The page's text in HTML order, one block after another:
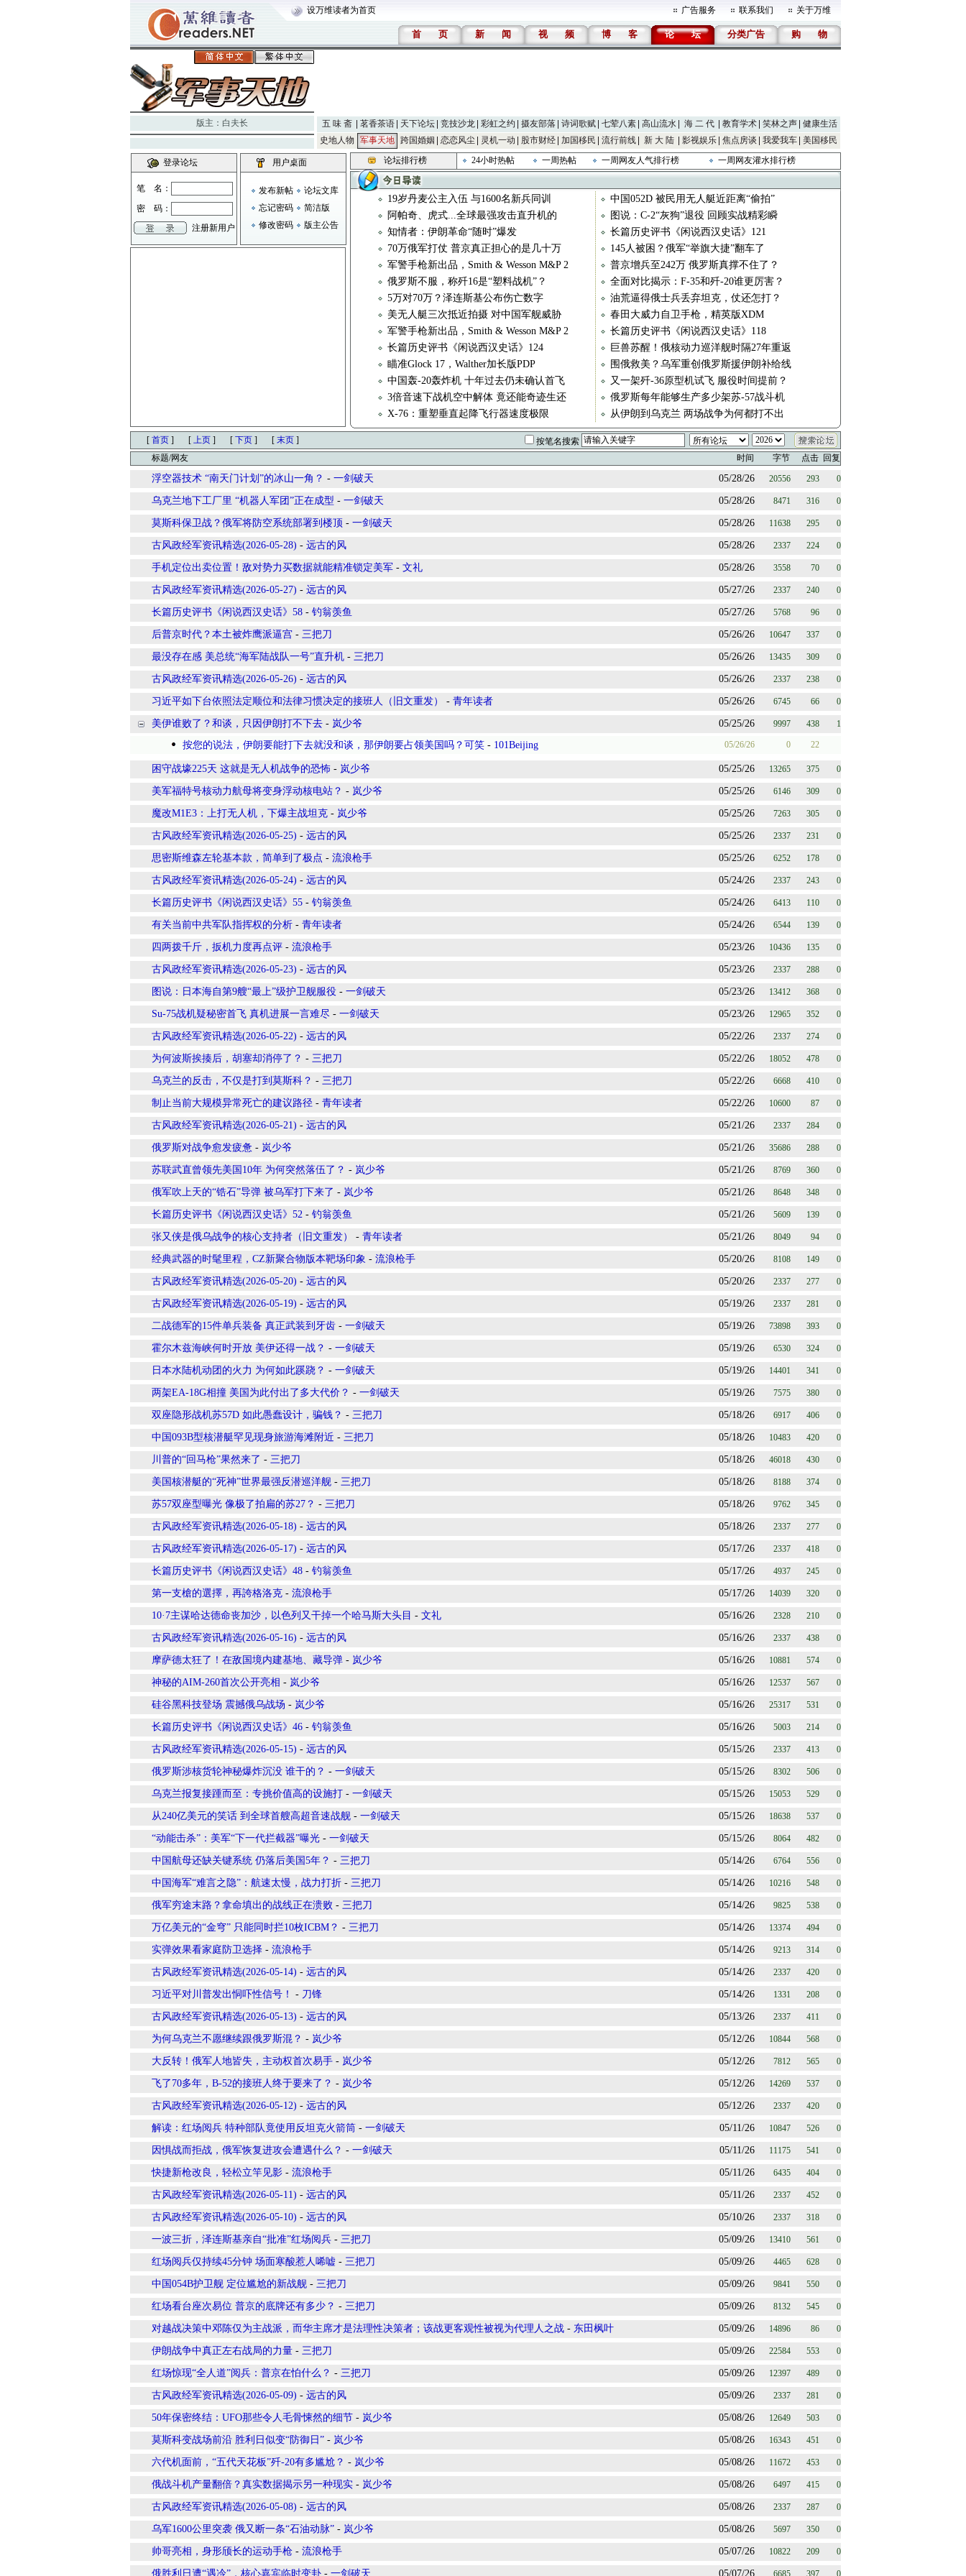
设万维读者为首页 广告服务 联系我们 关于万维
首 页 新 闻 视 频 博 客 论 坛 分类广告 购 物
版主： 白夫长 五 味 斋 茗香茶语 天下论坛 竞技沙龙 彩虹之约 摄友部落 诗词歌赋 七荤八素 高山流水 海 二 代 教育学术 笑林之声 健康生活
史地人物
军事天地 跨国婚姻 恋恋风尘 灵机一动 股市财经 加国移民 流行前线 新 大 陆 影视娱乐 焦点房谈 我爱我车 美国移民
登录论坛
笔 名：
密 码：
注册新用户
用户桌面
发布新帖
论坛文库
忘记密码
简洁版
修改密码
版主公告
论坛排行榜 24小时热帖 一周热帖 一周网友人气排行榜 一周网友灌水排行榜
19岁丹麦公主入伍 与1600名新兵同训
中国052D 被民用无人艇近距离“偷拍”
阿帕奇、虎式...全球最强攻击直升机的
图说：C-2“灰狗”退役 回顾实战精彩瞬
知情者：伊朗革命“随时”爆发
长篇历史评书《闲说西汉史话》121
70万俄军打仗 普京真正担心的是几十万
145人被困？俄军“举旗大捷”翻车了
军警手枪新出品，Smith & Wesson M&P 2
普京增兵至242万 俄罗斯真撑不住了？
俄罗斯不服，称歼16是“塑料战机”？
全面对比揭示：F-35和歼-20谁更厉害？
5万对70万？泽连斯基公布伤亡数字
油荒逼得俄士兵丢弃坦克，仗还怎打？
美无人艇三次抵近拍摄 对中国军舰威胁
春田大威力自卫手枪，精英版XDM
军警手枪新出品，Smith & Wesson M&P 2
长篇历史评书《闲说西汉史话》118
长篇历史评书《闲说西汉史话》124
巨兽苏醒！俄核动力巡洋舰时隔27年重返
瞄准Glock 17，Walther加长版PDP
围俄救美？乌军重创俄罗斯援伊朗补给线
中国轰-20轰炸机 十年过去仍未确认首飞
又一架歼-36原型机试飞 服役时间提前？
3倍音速下战机空中解体 竟还能奇迹生还
俄罗斯每年能够生产多少架苏-57战斗机
X-76：重塑垂直起降飞行器速度极限
从伊朗到乌克兰 两场战争为何都打不出
[ 首页 ] [ 上页 ] [ 下页 ] [ 末页 ]
按笔名搜索
标题/网友
时间 字节 点击 回复
浮空器技术 “南天门计划”的冰山一角？ - 一剑破天 05/28/26 20556 293 0
乌克兰地下工厂里 “机器人军团”正在成型 - 一剑破天 05/28/26 8471 316 0
莫斯科保卫战？俄军将防空系统部署到楼顶 - 一剑破天 05/28/26 11638 295 0
古风政经军资讯精选(2026-05-28) - 远古的风 05/28/26 2337 224 0
手机定位出卖位置！敌对势力买数据就能精准锁定美军 - 文礼 05/28/26 3558 70 0
古风政经军资讯精选(2026-05-27) - 远古的风 05/27/26 2337 240 0
长篇历史评书《闲说西汉史话》58 - 钓翁羡鱼 05/27/26 5768 96 0
后普京时代？本土被炸鹰派逼宫 - 三把刀 05/26/26 10647 337 0
最没存在感 美总统“海军陆战队一号”直升机 - 三把刀 05/26/26 13435 309 0
古风政经军资讯精选(2026-05-26) - 远古的风 05/26/26 2337 238 0
习近平如下台依照法定顺位和法律习惯决定的接班人（旧文重发） - 青年读者 05/26/26 6745 66 0
美伊谁败了？和谈，只因伊朗打不下去 - 岚少爷 05/25/26 9997 438 1
按您的说法，伊朗要能打下去就没和谈，那伊朗要占领美国吗？可笑 - 101Beijing 05/26/26 0 22
困守战壕225天 这就是无人机战争的恐怖 - 岚少爷 05/25/26 13265 375 0
美军福特号核动力航母将变身浮动核电站？ - 岚少爷 05/25/26 6146 309 0
魔改M1E3：上打无人机，下爆主战坦克 - 岚少爷 05/25/26 7263 305 0
古风政经军资讯精选(2026-05-25) - 远古的风 05/25/26 2337 231 0
思密斯维森左轮基本款，简单到了极点 - 流浪枪手 05/25/26 6252 178 0
古风政经军资讯精选(2026-05-24) - 远古的风 05/24/26 2337 243 0
长篇历史评书《闲说西汉史话》55 - 钓翁羡鱼 05/24/26 6413 110 0
有关当前中共军队指挥权的分析 - 青年读者 05/24/26 6544 139 0
四两拨千斤，扳机力度再点评 - 流浪枪手 05/23/26 10436 135 0
古风政经军资讯精选(2026-05-23) - 远古的风 05/23/26 2337 288 0
图说：日本海自第9艘“最上”级护卫舰服役 - 一剑破天 05/23/26 13412 368 0
Su-75战机疑秘密首飞 真机进展一言难尽 - 一剑破天 05/23/26 12965 352 0
古风政经军资讯精选(2026-05-22) - 远古的风 05/22/26 2337 274 0
为何波斯挨揍后，胡塞却消停了？ - 三把刀 05/22/26 18052 478 0
乌克兰的反击，不仅是打到莫斯科？ - 三把刀 05/22/26 6668 410 0
制止当前大规模异常死亡的建议路径 - 青年读者 05/22/26 10600 87 0
古风政经军资讯精选(2026-05-21) - 远古的风 05/21/26 2337 284 0
俄罗斯对战争愈发疲惫 - 岚少爷 05/21/26 35686 288 0
苏联武直曾领先美国10年 为何突然落伍了？ - 岚少爷 05/21/26 8769 360 0
俄军吹上天的“锆石”导弹 被乌军打下来了 - 岚少爷 05/21/26 8648 348 0
长篇历史评书《闲说西汉史话》52 - 钓翁羡鱼 05/21/26 5609 139 0
张又侠是俄乌战争的核心支持者（旧文重发） - 青年读者 05/21/26 8049 94 0
经典武器的时髦里程，CZ新聚合物版本靶场印象 - 流浪枪手 05/20/26 8108 149 0
古风政经军资讯精选(2026-05-20) - 远古的风 05/20/26 2337 277 0
古风政经军资讯精选(2026-05-19) - 远古的风 05/19/26 2337 281 0
二战德军的15件单兵装备 真正武装到牙齿 - 一剑破天 05/19/26 73898 393 0
霍尔木兹海峡何时开放 美伊还得一战？ - 一剑破天 05/19/26 6530 324 0
日本水陆机动团的火力 为何如此蹊跷？ - 一剑破天 05/19/26 14401 341 0
两架EA-18G相撞 美国为此付出了多大代价？ - 一剑破天 05/19/26 7575 380 0
双座隐形战机苏57D 如此愚蠢设计，骗钱？ - 三把刀 05/18/26 6917 406 0
中国093B型核潜艇罕见现身旅游海滩附近 - 三把刀 05/18/26 10483 420 0
川普的“回马枪”果然来了 - 三把刀 05/18/26 46018 430 0
美国核潜艇的“死神”世界最强反潜巡洋舰 - 三把刀 05/18/26 8188 374 0
苏57双座型曝光 像极了拍扁的苏27？ - 三把刀 05/18/26 9762 345 0
古风政经军资讯精选(2026-05-18) - 远古的风 05/18/26 2337 277 0
古风政经军资讯精选(2026-05-17) - 远古的风 05/17/26 2337 418 0
长篇历史评书《闲说西汉史话》48 - 钓翁羡鱼 05/17/26 4937 245 0
第一支槍的選擇，再誇格洛克 - 流浪枪手 05/17/26 14039 320 0
10·7主谋哈达德命丧加沙，以色列又干掉一个哈马斯大头目 - 文礼 05/16/26 2328 210 0
古风政经军资讯精选(2026-05-16) - 远古的风 05/16/26 2337 438 0
摩萨德太狂了！在敌国境内建基地、藏导弹 - 岚少爷 05/16/26 10881 574 0
神秘的AIM-260首次公开亮相 - 岚少爷 05/16/26 12537 567 0
硅谷黑科技登场 震撼俄乌战场 - 岚少爷 05/16/26 25317 531 0
长篇历史评书《闲说西汉史话》46 - 钓翁羡鱼 05/16/26 5003 214 0
古风政经军资讯精选(2026-05-15) - 远古的风 05/15/26 2337 413 0
俄罗斯涉核货轮神秘爆炸沉没 谁干的？ - 一剑破天 05/15/26 8302 506 0
乌克兰报复接踵而至：专挑价值高的设施打 - 一剑破天 05/15/26 15053 529 0
从240亿美元的笑话 到全球首艘高超音速战舰 - 一剑破天 05/15/26 18638 537 0
“动能击杀”：美军“下一代拦截器”曝光 - 一剑破天 05/15/26 8064 482 0
中国航母还缺关键系统 仍落后美国5年？ - 三把刀 05/14/26 6764 556 0
中国海军“难言之隐”：航速太慢，战力打折 - 三把刀 05/14/26 10216 548 0
俄军穷途末路？拿命填出的战线正在溃败 - 三把刀 05/14/26 9825 538 0
万亿美元的“金穹” 只能同时拦10枚ICBM？ - 三把刀 05/14/26 13374 494 0
实弹效果看家庭防卫选择 - 流浪枪手 05/14/26 9213 314 0
古风政经军资讯精选(2026-05-14) - 远古的风 05/14/26 2337 420 0
习近平对川普发出恫吓性信号！ - 刀锋 05/14/26 1331 208 0
古风政经军资讯精选(2026-05-13) - 远古的风 05/13/26 2337 411 0
为何乌克兰不愿继续跟俄罗斯混？ - 岚少爷 05/12/26 10844 568 0
大反转！俄军人地皆失，主动权首次易手 - 岚少爷 05/12/26 7812 565 0
飞了70多年，B-52的接班人终于要来了？ - 岚少爷 05/12/26 14269 537 0
古风政经军资讯精选(2026-05-12) - 远古的风 05/12/26 2337 420 0
解读：红场阅兵 特种部队竟使用反坦克火箭筒 - 一剑破天 05/11/26 10847 526 0
因惧战而拒战，俄军恢复进攻会遭遇什么？ - 一剑破天 05/11/26 11175 541 0
快捷新枪改良，轻松立竿见影 - 流浪枪手 05/11/26 6435 404 0
古风政经军资讯精选(2026-05-11) - 远古的风 05/11/26 2337 452 0
古风政经军资讯精选(2026-05-10) - 远古的风 05/10/26 2337 318 0
一波三折，泽连斯基亲自“批准”红场阅兵 - 三把刀 05/09/26 13410 561 0
红场阅兵仅持续45分钟 场面寒酸惹人唏嘘 - 三把刀 05/09/26 4465 628 0
中国054B护卫舰 定位尴尬的新战舰 - 三把刀 05/09/26 9841 550 0
红场看台座次易位 普京的底牌还有多少？ - 三把刀 05/09/26 8132 545 0
对越战决策中邓陈仅为主战派，而华主席才是法理性决策者；该战更客观性被视为代理人之战 - 东田枫叶 05/09/26 14896 86 0
伊朗战争中真正左右战局的力量 - 三把刀 05/09/26 22584 553 0
红场惊现“全人道”阅兵：普京在怕什么？ - 三把刀 05/09/26 12397 489 0
古风政经军资讯精选(2026-05-09) - 远古的风 05/09/26 2337 281 0
50年保密终结：UFO那些令人毛骨悚然的细节 - 岚少爷 05/08/26 12649 503 0
莫斯科变战场前沿 胜利日似变“防御日” - 岚少爷 05/08/26 16343 451 0
六代机面前，“五代天花板”歼-20有多尴尬？ - 岚少爷 05/08/26 11672 453 0
俄战斗机产量翻倍？真实数据揭示另一种现实 - 岚少爷 05/08/26 6497 415 0
古风政经军资讯精选(2026-05-08) - 远古的风 05/08/26 2337 287 0
乌军1600公里突袭 俄又断一条“石油动脉” - 岚少爷 05/08/26 5697 350 0
帅哥亮相，身形颀长的运动手枪 - 流浪枪手 05/07/26 10822 209 0
俄胜利日遭“遇冷”，核心嘉宾临时变卦 - 一剑破天 05/07/26 6685 397 0